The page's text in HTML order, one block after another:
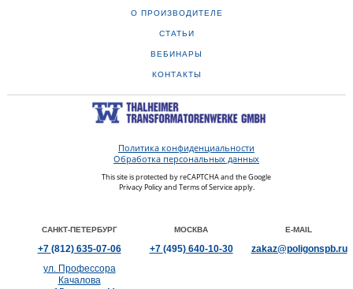
О ПРОИЗВОДИТЕЛЕ
СТАТЬИ
ВЕБИНАРЫ
КОНТАКТЫ
Политика конфиденциальности
Обработка персональных данных
This site is protected by reCAPTCHA and the Google
Privacy Policyand Terms of Serviceapply.
САНКТ-ПЕТЕРБУРГ
+7 (812)635-07-06
ул. Профессора
Качалова
МОСКВА
+7 (495)640-10-30
E-MAIL
zakaz@poligonspb.ru